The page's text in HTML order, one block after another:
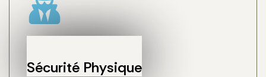
Sécurité Physique